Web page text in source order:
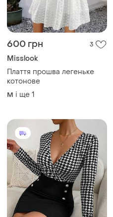
600 грн 3
Misslook
Плаття прошва легеньке
котонове
M і ще 1